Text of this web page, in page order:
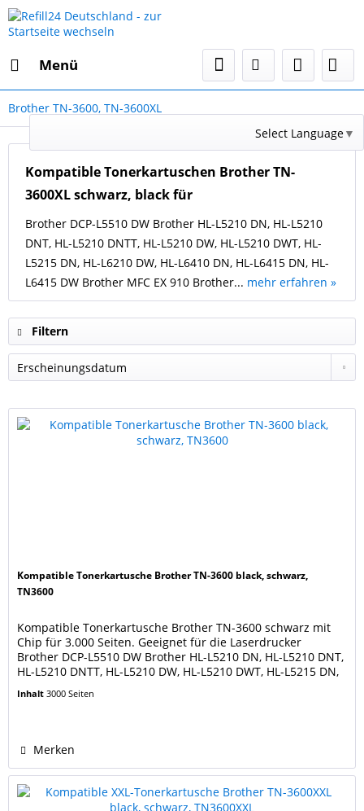
Menü
Select Language▼
Brother TN-3600, TN-3600XL
Kompatible Tonerkartuschen Brother TN-
3600XL schwarz, black für
Brother DCP-L5510 DW Brother HL-L5210 DN, HL-L5210
DNT, HL-L5210 DNTT, HL-L5210 DW, HL-L5210 DWT, HL-
L5215 DN, HL-L6210 DW, HL-L6410 DN, HL-L6415 DN, HL-
L6415 DW Brother MFC EX 910 Brother... mehr erfahren »
Filtern
Kompatible Tonerkartusche Brother TN-3600 black, schwarz,
TN3600
Kompatible Tonerkartusche Brother TN-3600 schwarz mit
Chip für 3.000 Seiten. Geeignet für die Laserdrucker
Brother DCP-L5510 DW Brother HL-L5210 DN, HL-L5210 DNT,
HL-L5210 DNTT, HL-L5210 DW, HL-L5210 DWT, HL-L5215 DN,
Brother MFC EX 910 Brother MFC-L5710 DN, MFC-L5710 DW,
Inhalt3000 Seiten
Merken